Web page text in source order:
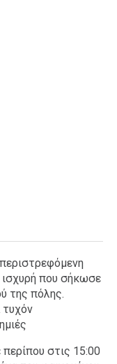
που σήκωσε
της πόλης.
τυχόν
στις 15:00